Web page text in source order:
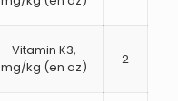
Vitamin K3,
mg/kg (en az)
2